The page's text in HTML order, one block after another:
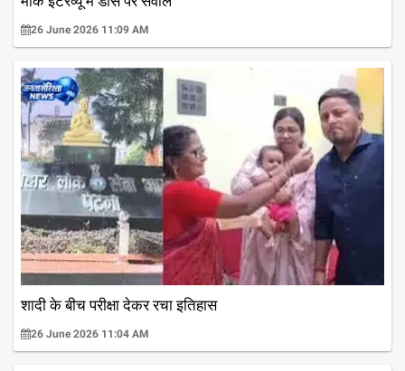
26 June 2026 11:09 AM
शादी के बीच परीक्षा देकर रचा इतिहास
26 June 2026 11:04 AM